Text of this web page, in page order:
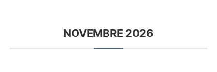
NOVEMBRE 2026